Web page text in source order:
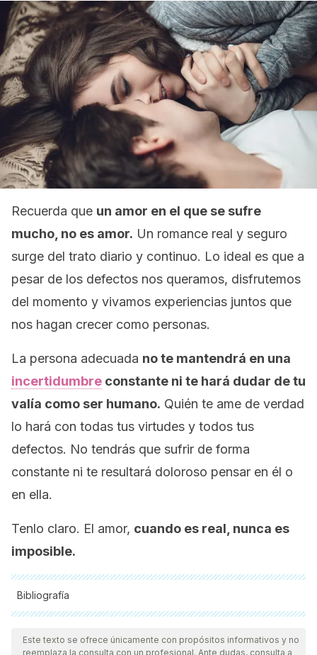
Recuerda que un amor en el que se sufre
mucho, no es amor. Un romance real y seguro
surge del trato diario y continuo. Lo ideal es que a
pesar de los defectos nos queramos, disfrutemos
del momento y vivamos experiencias juntos que
nos hagan crecer como personas.
La persona adecuada no te mantendrá en una
incertidumbre constante ni te hará dudar de tu
valía como ser humano. Quién te ame de verdad
lo hará con todas tus virtudes y todos tus
defectos. No tendrás que sufrir de forma
constante ni te resultará doloroso pensar en él o
en ella.
Tenlo claro. El amor, cuando es real, nunca es
imposible.
Bibliografía
Todas las fuentes citadas fueron revisadas a profundidad por
nuestro equipo, para asegurar su calidad, confiabilidad,
Este texto se ofrece únicamente con propósitos informativos y no
reemplaza la consulta con un profesional. Ante dudas, consulta a